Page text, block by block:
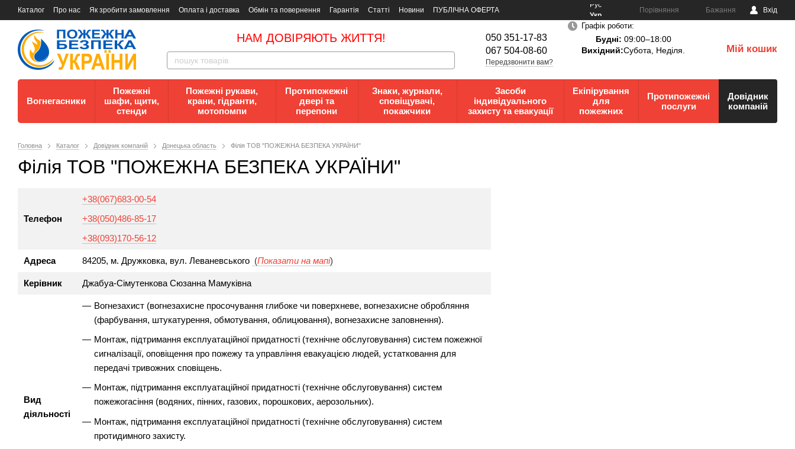
Каталог Про нас Як зробити замовлення Оплата і доставка Обмін та повернення Гарантія Статті Новини
ПУБЛІЧНА ОФЕРТА
Документи
Контакти Документи з пожежної безпеки
Рус
Укр
Порівняння Бажання Вхід
НАМ ДОВІРЯЮТЬ ЖИТТЯ!
050 351-17-83
067 504-08-60
Передзвонити вам?
Графік роботи:
Будні: 09:00–18:00
Вихідний:Субота, Неділя. Мій кошик
Вогнегасники
Пожежні
шафи, щити,
стенди
Пожежні рукави,
крани, гідранти,
мотопомпи
Протипожежні
двері та
перепони
Знаки, журнали,
сповіщувачі,
покажчики
Засоби
індивідуального
захисту та евакуації
Екіпірування
для
пожежних
Протипожежні
послуги
Довідник
компаній
Головна Каталог Довідник компаній Донецька область Філія ТОВ "ПОЖЕЖНА БЕЗПЕКА УКРАЇНИ"
Філія ТОВ "ПОЖЕЖНА БЕЗПЕКА УКРАЇНИ"
Телефон
+38(067)683-00-54
+38(050)486-85-17
+38(093)170-56-12
Адреса 84205, м. Дружковка, вул. Леваневського (Показати на мапі)
Керівник Джабуа-Сімутенкова Сюзанна Мамуківна
Вид
діяльності
Вогнезахист (вогнезахисне просочування глибоке чи поверхневе, вогнезахисне обробляння
(фарбування, штукатурення, обмотування, облицювання), вогнезахисне заповнення).
Монтаж, підтримання експлуатаційної придатності (технічне обслуговування) систем пожежної
сигналізації, оповіщення про пожежу та управління евакуацією людей, устатковання для
передачі тривожних сповіщень.
Монтаж, підтримання експлуатаційної придатності (технічне обслуговування) систем
пожежогасіння (водяних, пінних, газових, порошкових, аерозольних).
Монтаж, підтримання експлуатаційної придатності (технічне обслуговування) систем
протидимного захисту.